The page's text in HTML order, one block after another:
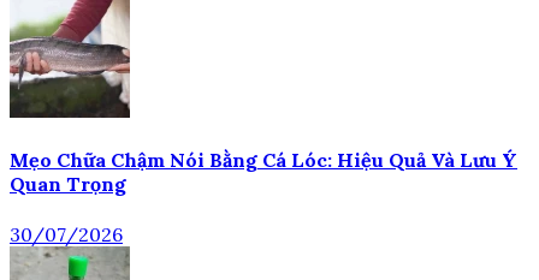
Mẹo Chữa Chậm Nói Bằng Cá Lóc: Hiệu Quả Và Lưu Ý
Quan Trọng
30/07/2026